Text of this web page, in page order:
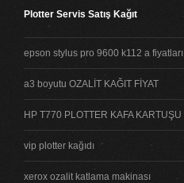
Plotter Servis Satış Kağıt
epson stylus pro 9600 k112 a fiyatları
a3 boyutu OZALİT KAĞIT FİYAT
HP T770 PLOTTER KAFA KARTUŞU
vip plotter kağıdı
xerox ozalit katlama makinası